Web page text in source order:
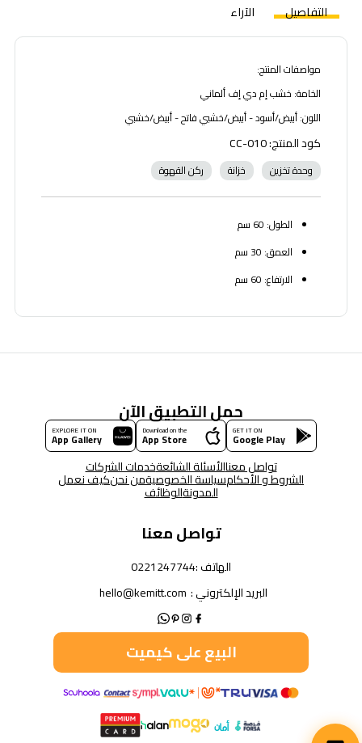
التفاصيل الآراء
مواصفات المنتج:
الخامة: خشب إم دي إف ألماني
اللون: أبيض/أسود - أبيض/خشبي فاتح - أبيض/خشبي
كود المنتج: CC-010
وحدة تخزين خزانة ركن القهوة
الطول: 60 سم
العمق: 30 سم
الارتفاع: 60 سم
حمل التطبيق الآن
GET IT ON
Google Play
Download on the
App Store
EXPLORE IT ON
App Gallery
تواصل معناالأسئلة الشائعةخدمات الشركات
الشروط و الأحكامسياسة الخصوصيةمن نحنكيف نعمل
المدونةالوظائف
تواصل معنا
الهاتف :0221247744
البريد الإلكتروني : hello@kemitt.com
البيع على كيميت